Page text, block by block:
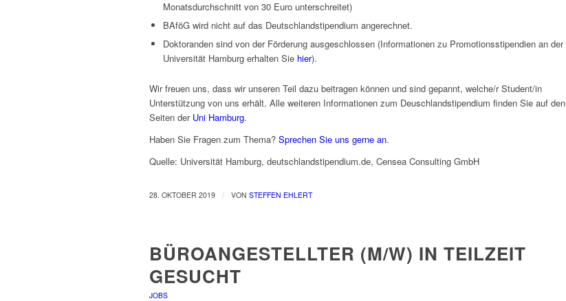
Monatsdurchschnitt von 30 Euro unterschreitet)
BAföG wird nicht auf das Deutschlandstipendium angerechnet.
Doktoranden sind von der Förderung ausgeschlossen (Informationen zu Promotionsstipendien an der
Universität Hamburg erhalten Sie hier).
Wir freuen uns, dass wir unseren Teil dazu beitragen können und sind gepannt, welche/r Student/in
Unterstützung von uns erhält. Alle weiteren Informationen zum Deuschlandstipendium finden Sie auf den
Seiten der Uni Hamburg.
Haben Sie Fragen zum Thema? Sprechen Sie uns gerne an.
Quelle: Universität Hamburg, deutschlandstipendium.de, Censea Consulting GmbH
28. OKTOBER 2019 / VON STEFFEN EHLERT
BÜROANGESTELLTER (M/W) IN TEILZEIT
GESUCHT
JOBS